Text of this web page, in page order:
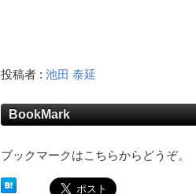
投稿者 : 池田 泰延
BookMark
ブックマークはこちらからどうぞ。